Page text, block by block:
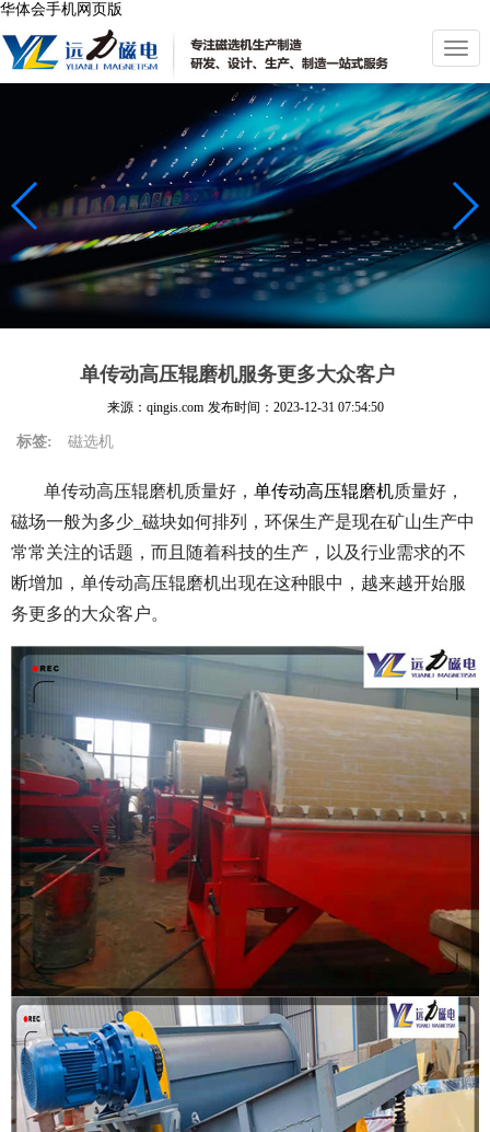
华体会手机网页版
切
换
导
航
单传动高压辊磨机服务更多大众客户
来源：qingis.com 发布时间： 2023-12-31 07:54:50
标签: 磁选机
单传动高压辊磨机质量好， 单传动高压辊磨机质量好，
磁场一般为多少_磁块如何排列， 环保生产是现在矿山生产中
常常关注的话题，而且随着科技的生产，以及行业需求的不
断增加，单传动高压辊磨机出现在这种眼中，越来越开始服
务更多的大众客户。